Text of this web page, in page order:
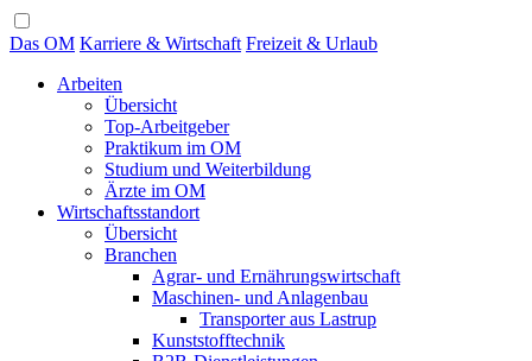
Das OM Karriere & Wirtschaft Freizeit & Urlaub
Arbeiten
Übersicht
Top-Arbeitgeber
Praktikum im OM
Studium und Weiterbildung
Ärzte im OM
Wirtschaftsstandort
Übersicht
Branchen
Agrar- und Ernährungswirtschaft
Maschinen- und Anlagenbau
Transporter aus Lastrup
Kunststofftechnik